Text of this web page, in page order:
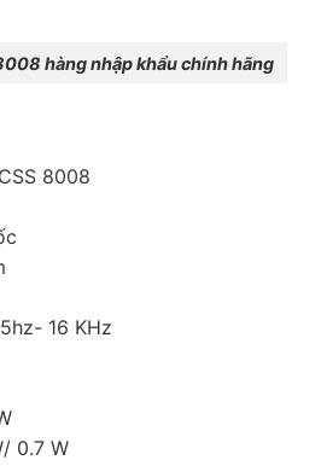
hàng nhập khẩu chính hãng
8008
16 KHz
0.7 W